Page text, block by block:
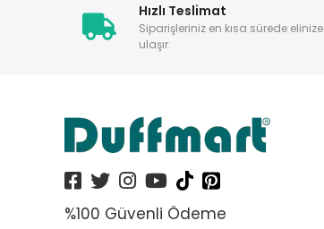
Hızlı Teslimat
Siparişleriniz en kısa sürede elinize
ulaşır.
%100 Güvenli Ödeme